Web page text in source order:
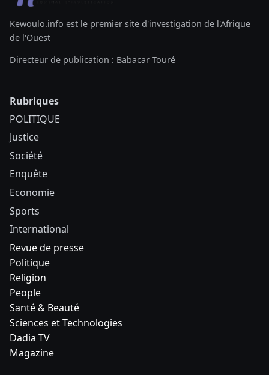
Kewoulo.info est le premier site d'investigation de l'Afrique
de l'Ouest
Directeur de publication : Babacar Touré
Rubriques
POLITIQUE
Justice
Société
Enquête
Economie
Sports
International
Revue de presse
Politique
Religion
People
Santé & Beauté
Sciences et Technologies
Dadia TV
Magazine